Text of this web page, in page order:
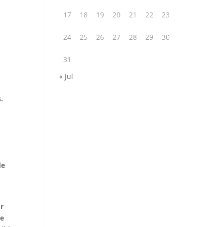
17 18 19 20 21 22 23
24 25 26 27 28 29 30
31
« Jul